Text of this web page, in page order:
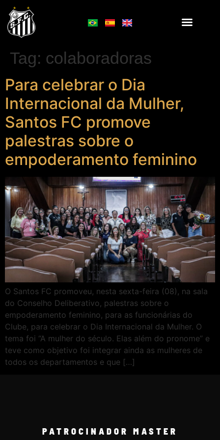
Tag: colaboradoras
Para celebrar o Dia
Internacional da Mulher,
Santos FC promove
palestras sobre o
empoderamento feminino
O Santos FC promoveu, nesta sexta-feira (08), na sala
do Conselho Deliberativo, palestras sobre o
empoderamento feminino, para as funcionárias do
Clube, para celebrar o Dia Internacional da Mulher. O
tema foi “A mulher do século. Elas além do pronome” e
teve como objetivo foi integrar ainda as mulheres de
todos os departamentos e que […]
PATROCINADOR MASTER